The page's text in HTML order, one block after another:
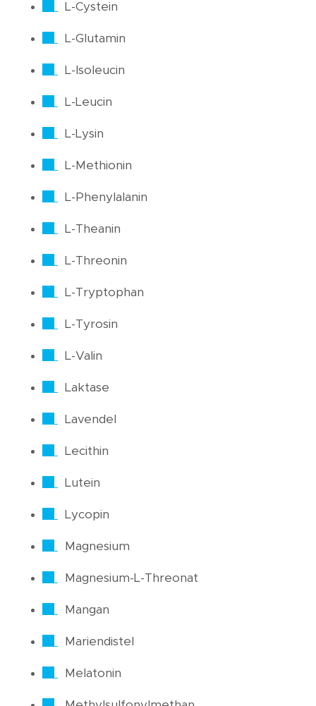
L-Cystein
L-Glutamin
L-Isoleucin
L-Leucin
L-Lysin
L-Methionin
L-Phenylalanin
L-Theanin
L-Threonin
L-Tryptophan
L-Tyrosin
L-Valin
Laktase
Lavendel
Lecithin
Lutein
Lycopin
Magnesium
Magnesium-L-Threonat
Mangan
Mariendistel
Melatonin